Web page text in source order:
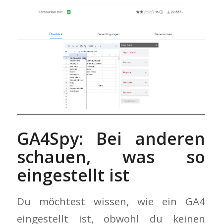
GA4Spy: Bei anderen
schauen, was so
eingestellt ist
Du möchtest wissen, wie ein GA4
eingestellt ist, obwohl du keinen